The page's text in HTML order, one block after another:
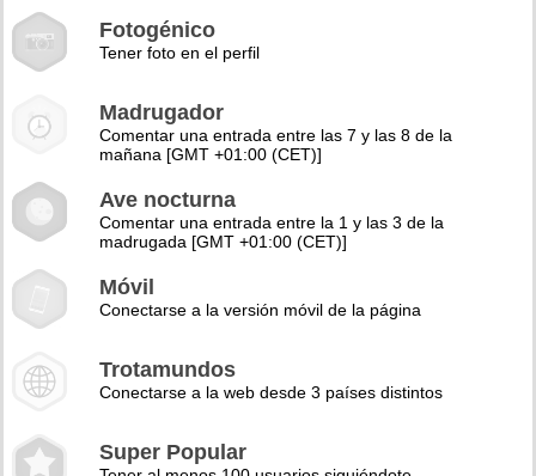
Fotogénico
Tener foto en el perfil
Madrugador
Comentar una entrada entre las 7 y las 8 de la
mañana [GMT +01:00 (CET)]
Ave nocturna
Comentar una entrada entre la 1 y las 3 de la
madrugada [GMT +01:00 (CET)]
Móvil
Conectarse a la versión móvil de la página
Trotamundos
Conectarse a la web desde 3 países distintos
Super Popular